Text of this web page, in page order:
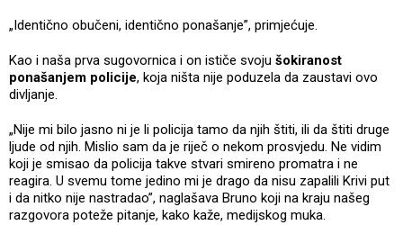
„Identično obučeni, identično ponašanje”, primjećuje.
Kao i naša prva sugovornica i on ističe svoju šokiranost
ponašanjem policije, koja ništa nije poduzela da zaustavi ovo
divljanje.
„Nije mi bilo jasno ni je li policija tamo da njih štiti, ili da štiti druge
ljude od njih. Mislio sam da je riječ o nekom prosvjedu. Ne vidim
koji je smisao da policija takve stvari smireno promatra i ne
reagira. U svemu tome jedino mi je drago da nisu zapalili Krivi put
i da nitko nije nastradao”, naglašava Bruno koji na kraju našeg
razgovora poteže pitanje, kako kaže, medijskog muka.